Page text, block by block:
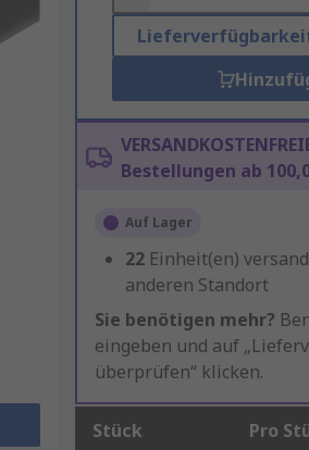
Bestellungen ab
Auf Lager
22 Einheit(en)
anderen Standort
Sie benötigen mehr?
eingeben und auf
überprüfen“ klicken.
Stück Pro